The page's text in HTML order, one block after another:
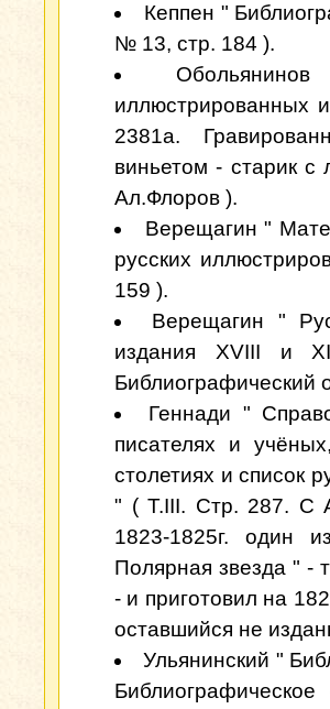
Кеппен "
№ 13, стр. 184 ).
иллюстрированных
2381а.
виньетом - старик с
Ал.Флоров ).
Верещагин "
русских
159 ).
Верещагин "
издания XVIII и
Библиографический
Геннади "
писателях и
столетиях и список
" ( Т.III. Стр. 287. С
1823-1825г. один
Полярная звезда " -
- и приготовил на
оставшийся не
Ульянинский "